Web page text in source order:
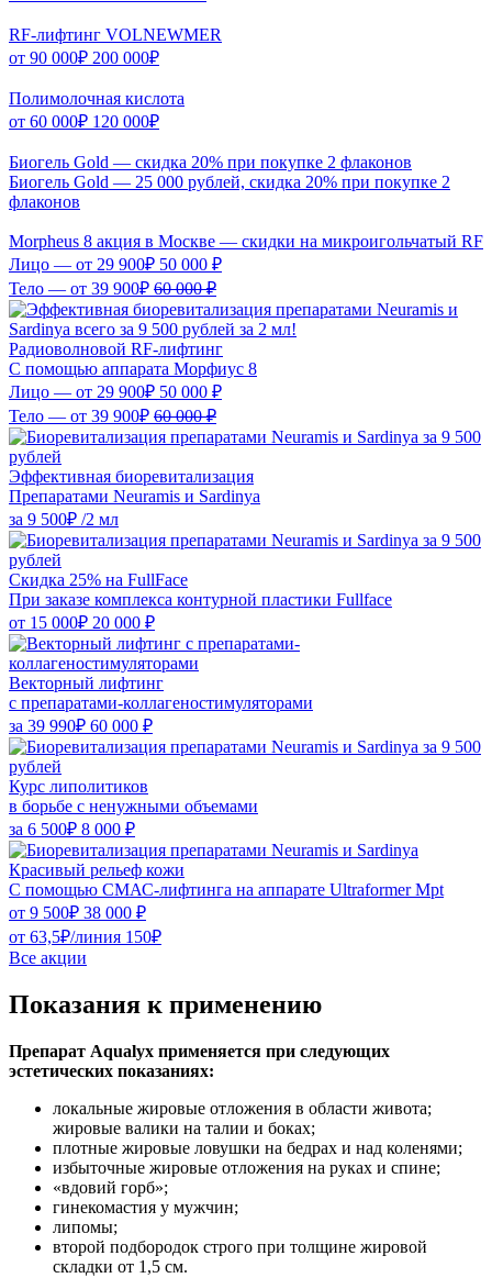
RF-лифтинг VOLNEWMER
от 90 000₽ 200 000₽
Полимолочная кислота
от 60 000₽ 120 000₽
Биогель Gold — скидка 20% при покупке 2 флаконов
Биогель Gold — 25 000 рублей, скидка 20% при покупке 2
флаконов
Morpheus 8 акция в Москве — скидки на микроигольчатый RF
Лицо — от 29 900₽ 50 000 ₽
Тело — от 39 900₽ 60 000 ₽
Радиоволновой RF-лифтинг
С помощью аппарата Морфиус 8
Лицо — от 29 900₽ 50 000 ₽
Тело — от 39 900₽ 60 000 ₽
Эффективная биоревитализация
Препаратами Neuramis и Sardinya
за 9 500₽ /2 мл
Скидка 25% на FullFace
При заказе комплекса контурной пластики Fullface
от 15 000₽ 20 000 ₽
Векторный лифтинг
с препаратами-коллагеностимуляторами
за 39 990₽ 60 000 ₽
Курс липолитиков
в борьбе с ненужными объемами
за 6 500₽ 8 000 ₽
Красивый рельеф кожи
C помощью СМАС-лифтинга на аппарате Ultraformer Mpt
от 9 500₽ 38 000 ₽
от 63,5₽/линия 150₽
Все акции
Показания к применению
Препарат Aqualyx применяется при следующих
эстетических показаниях:
локальные жировые отложения в области живота;
жировые валики на талии и боках;
плотные жировые ловушки на бедрах и над коленями;
избыточные жировые отложения на руках и спине;
«вдовий горб»;
гинекомастия у мужчин;
липомы;
второй подбородок строго при толщине жировой
складки от 1,5 см.